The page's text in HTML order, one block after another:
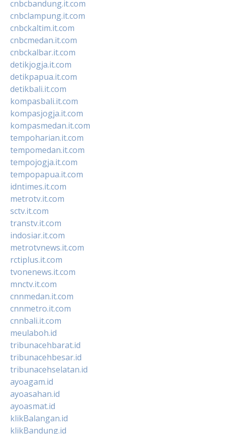
cnbcbandung.it.com
cnbclampung.it.com
cnbckaltim.it.com
cnbcmedan.it.com
cnbckalbar.it.com
detikjogja.it.com
detikpapua.it.com
detikbali.it.com
kompasbali.it.com
kompasjogja.it.com
kompasmedan.it.com
tempoharian.it.com
tempomedan.it.com
tempojogja.it.com
tempopapua.it.com
idntimes.it.com
metrotv.it.com
sctv.it.com
transtv.it.com
indosiar.it.com
metrotvnews.it.com
rctiplus.it.com
tvonenews.it.com
mnctv.it.com
cnnmedan.it.com
cnnmetro.it.com
cnnbali.it.com
meulaboh.id
tribunacehbarat.id
tribunacehbesar.id
tribunacehselatan.id
ayoagam.id
ayoasahan.id
ayoasmat.id
klikBalangan.id
klikBandung.id